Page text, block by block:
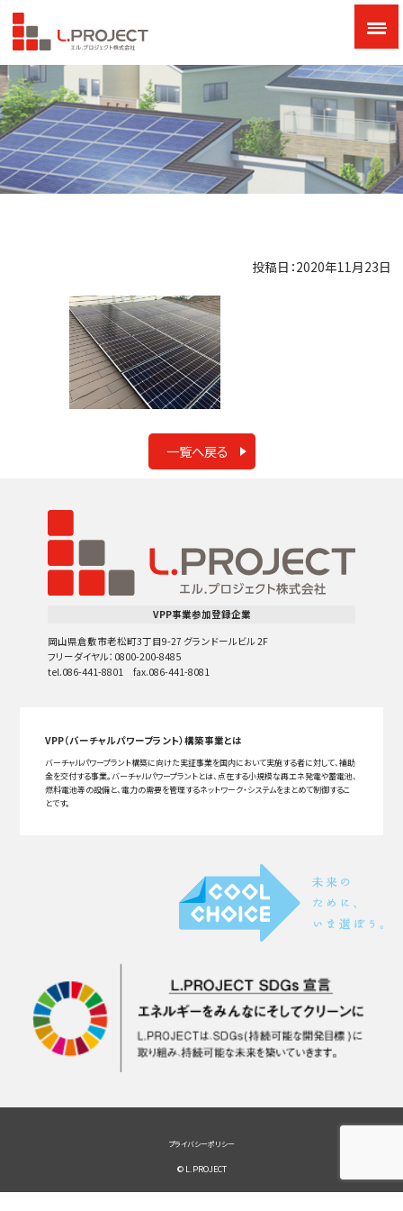
投稿日：2020年11月23日
一覧へ戻る
VPP事業参加登録企業
岡山県倉敷市老松町3丁目9-27 グランドールビル 2F
フリーダイヤル：0800-200-8485
tel.086-441-8801 fax.086-441-8081
VPP（バーチャルパワープラント）構築事業とは
バーチャルパワープラント構築に向けた実証事業を国内において実施する者に対して、補助
金を交付する事業。バーチャルパワープラントとは、点在する小規模な再エネ発電や蓄電池、
燃料電池等の設備と、電力の需要を管理するネットワーク・システムをまとめて制御するこ
とです。
プライバシーポリシー
© L.PROJECT